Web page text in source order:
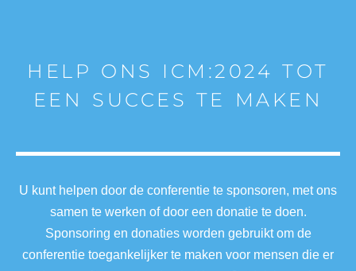
HELP ONS ICM:2024 TOT
EEN SUCCES TE MAKEN
U kunt helpen door de conferentie te sponsoren, met ons
samen te werken of door een donatie te doen.
Sponsoring en donaties worden gebruikt om de
conferentie toegankelijker te maken voor mensen die er